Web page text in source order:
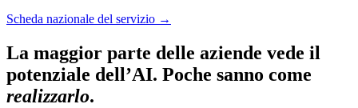
Scheda nazionale del servizio →
La maggior parte delle aziende vede il
potenziale dell’AI. Poche sanno come
realizzarlo.